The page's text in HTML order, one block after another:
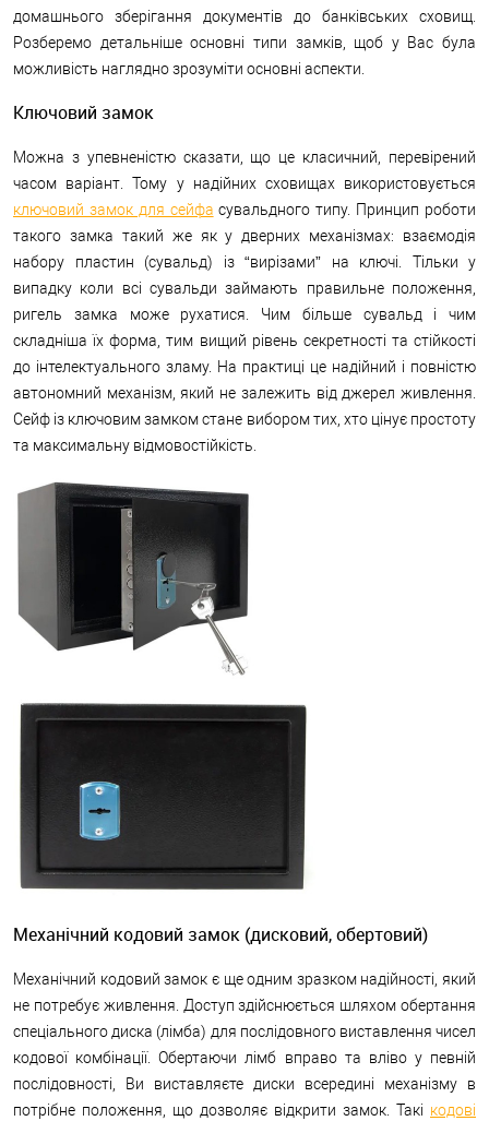
домашнього зберігання документів до банківських сховищ.
Розберемо детальніше основні типи замків, щоб у Вас була
можливість наглядно зрозуміти основні аспекти.
Ключовий замок
Можна з упевненістю сказати, що це класичний, перевірений
часом варіант. Тому у надійних сховищах використовується
ключовий замок для сейфа сувальдного типу. Принцип роботи
такого замка такий же як у дверних механізмах: взаємодія
набору пластин (сувальд) із “вирізами” на ключі. Тільки у
випадку коли всі сувальди займають правильне положення,
ригель замка може рухатися. Чим більше сувальд і чим
складніша їх форма, тим вищий рівень секретності та стійкості
до інтелектуального зламу. На практиці це надійний і повністю
автономний механізм, який не залежить від джерел живлення.
Сейф із ключовим замком стане вибором тих, хто цінує простоту
та максимальну відмовостійкість.
Механічний кодовий замок (дисковий, обертовий)
Механічний кодовий замок є ще одним зразком надійності, який
не потребує живлення. Доступ здійснюється шляхом обертання
спеціального диска (лімба) для послідовного виставлення чисел
кодової комбінації. Обертаючи лімб вправо та вліво у певній
послідовності, Ви виставляєте диски всередині механізму в
потрібне положення, що дозволяє відкрити замок. Такі кодові